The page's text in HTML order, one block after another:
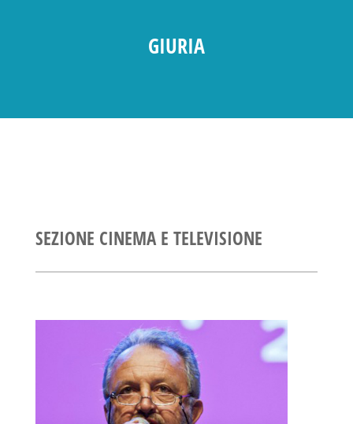
GIURIA
SEZIONE CINEMA E TELEVISIONE